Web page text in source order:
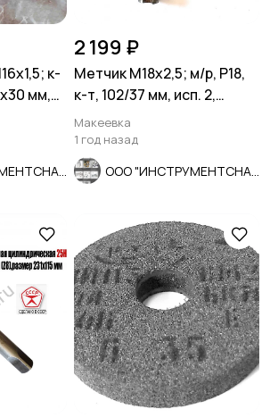
к-
мм,
2 199 ₽
Метчик М18х2,5; м/р, Р18,
к-т, 102/37 мм, исп. 2,
основной шаг, СССР.
Макеевка
1 год назад